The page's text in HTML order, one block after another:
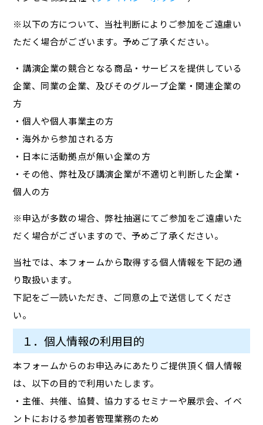
※以下の方について、当社判断によりご参加をご遠慮い
ただく場合がございます。予めご了承ください。
・講演企業の競合となる商品・サービスを提供している
企業、同業の企業、及びそのグループ企業・関連企業の
方
・個人や個人事業主の方
・海外から参加される方
・日本に活動拠点が無い企業の方
・その他、弊社及び講演企業が不適切と判断した企業・
個人の方
※申込が多数の場合、弊社抽選にてご参加をご遠慮いた
だく場合がございますので、予めご了承ください。
当社では、本フォームから取得する個人情報を下記の通
り取扱います。
下記をご一読いただき、ご同意の上で送信してくださ
い。
１．個人情報の利用目的
本フォームからのお申込みにあたりご提供頂く個人情報
は、以下の目的で利用いたします。
・主催、共催、協賛、協力するセミナーや展示会、イベ
ントにおける参加者管理業務のため